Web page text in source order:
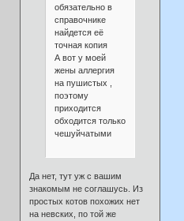
обязательно в
справочнике
найдется её
точная копия
А вот у моей
жены аллергия
на пушистых ,
поэтому
приходится
обходится только
чешуйчатыми
Да нет, тут уж с вашим
знакомым не соглашусь. Из
простых котов похожих нет
на невских, по той же